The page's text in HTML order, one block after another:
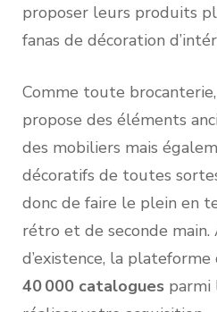
proposer leurs produits
fanas de décoration
Comme toute
propose des éléments
des mobiliers mais
décoratifs de toutes
donc de faire le plein en
rétro et de seconde
d’existence, la
40 000 catalogues parmi